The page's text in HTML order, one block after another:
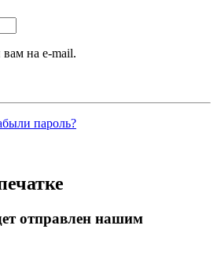
вам на e-mail.
пароль?
отправлен нашим